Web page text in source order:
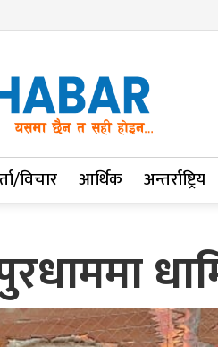
विचार आर्थिक अन्तर्राष्ट्रिय